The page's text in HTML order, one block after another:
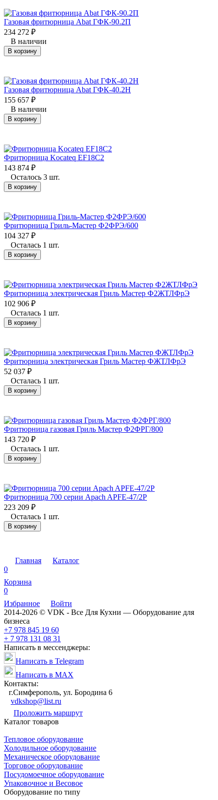
Газовая фритюрница Abat ГФК-90.2П
234 272 ₽
В наличии
В корзину
Газовая фритюрница Abat ГФК-40.2Н
155 657 ₽
В наличии
В корзину
Фритюрница Kocateq EF18C2
143 874 ₽
Осталось 3 шт.
В корзину
Фритюрница Гриль-Мастер Ф2ФРЭ/600
104 327 ₽
Осталась 1 шт.
В корзину
Фритюрница электрическая Гриль Мастер Ф2ЖТЛФрЭ
102 906 ₽
Осталась 1 шт.
В корзину
Фритюрница электрическая Гриль Мастер ФЖТЛФрЭ
52 037 ₽
Осталась 1 шт.
В корзину
Фритюрница газовая Гриль Мастер Ф2ФРГ/800
143 720 ₽
Осталась 1 шт.
В корзину
Фритюрница 700 серии Apach APFE-47/2P
223 209 ₽
Осталась 1 шт.
В корзину
Главная
Каталог
0
Корзина
0
Избранное
Войти
2014-2026 © VDK - Все Для Кухни — Оборудование для
бизнеса
+7 978 845 19 60
+ 7 978 131 08 31
Написать в мессенджеры:
Написать в Telegram
Написать в MAX
Контакты:
г.Симферополь, ул. Бородина 6
vdkshop@list.ru
Проложить маршрут
Каталог товаров
Тепловое оборудование
Холодильное оборудование
Механическое оборудование
Торговое оборудование
Посудомоечное оборудование
Упаковочное и Весовое
Оборудование по типу